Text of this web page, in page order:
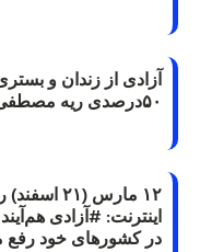
آزادی از زندان و
۵۰درصدی ریه مصطفی دانشجو
۱۲ مارس
در کشورهای خود